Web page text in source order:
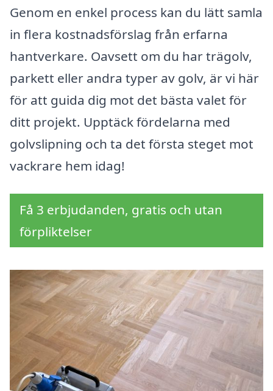
Genom en enkel process kan du lätt samla
in flera kostnadsförslag från erfarna
hantverkare. Oavsett om du har trägolv,
parkett eller andra typer av golv, är vi här
för att guida dig mot det bästa valet för
ditt projekt. Upptäck fördelarna med
golvslipning och ta det första steget mot
vackrare hem idag!
Få 3 erbjudanden, gratis och utan
förpliktelser